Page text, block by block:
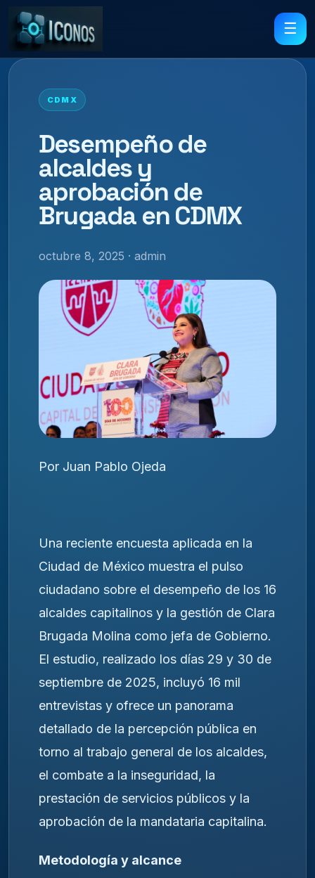
☰
CDMX
Desempeño de
alcaldes y
aprobación de
Brugada en CDMX
octubre 8, 2025 · admin
Por Juan Pablo Ojeda
Una reciente encuesta aplicada en la
Ciudad de México muestra el pulso
ciudadano sobre el desempeño de los 16
alcaldes capitalinos y la gestión de Clara
Brugada Molina como jefa de Gobierno.
El estudio, realizado los días 29 y 30 de
septiembre de 2025, incluyó 16 mil
entrevistas y ofrece un panorama
detallado de la percepción pública en
torno al trabajo general de los alcaldes,
el combate a la inseguridad, la
prestación de servicios públicos y la
aprobación de la mandataria capitalina.
Metodología y alcance